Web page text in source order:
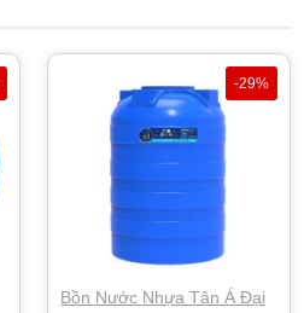
-29%
Bồn Nước Nhựa Tân Á Đại